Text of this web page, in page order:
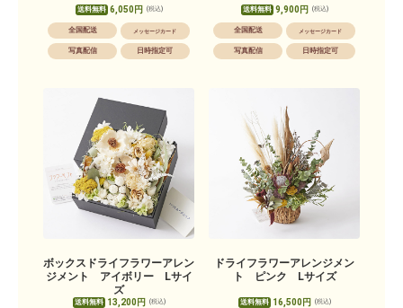
送料無料 6,050円 (税込)
全国配送 メッセージカード
写真配信 日時指定可
送料無料 9,900円 (税込)
全国配送 メッセージカード
写真配信 日時指定可
ボックスドライフラワーアレン
ジメント アイボリー Lサイ
ズ
送料無料 13,200円 (税込)
ドライフラワーアレンジメン
ト ピンク Lサイズ
送料無料 16,500円 (税込)